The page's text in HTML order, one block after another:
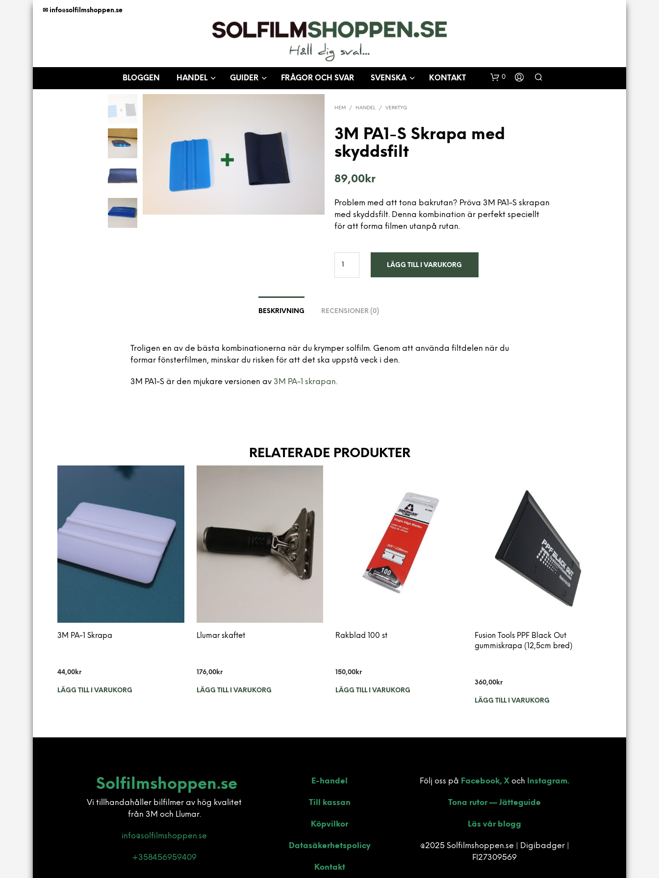
✉ info@solfilmshoppen.se
BLOGGEN HANDEL GUIDER FRÅGOR OCH SVAR SVENSKA KONTAKT 0
N
G
HEM / HANDEL / VERKTYG
3M PA1-S Skrapa med
skyddsfilt
89,00 kr
Problem med att tona bakrutan? Pröva 3M PA1-S skrapan
med skyddsfilt. Denna kombination är perfekt speciellt
för att forma filmen utanpå rutan.
LÄGG TILL I VARUKORG
BESKRIVNING RECENSIONER (0)
Troligen en av de bästa kombinationerna när du krymper solfilm. Genom att använda filtdelen när du
formar fönsterfilmen, minskar du risken för att det ska uppstå veck i den.
3M PA1-S är den mjukare versionen av 3M PA-1 skrapan.
RELATERADE PRODUKTER
3M PA-1 Skrapa
44,00 kr
LÄGG TILL I VARUKORG
Llumar skaftet
176,00kr
LÄGG TILL I VARUKORG
Rakblad 100 st
150,00 kr
LÄGG TILL I VARUKORG
Fusion Tools PPF Black Out
gummiskrapa (12,5cm bred)
360,00 kr
LÄGG TILL I VARUKORG
Solfilmshoppen.se
Vi tillhandahåller bilfilmer av hög kvalitet
från 3M och Llumar.
info@solfilmshoppen.se
+358456959409
E-handel
Till kassan
Köpvilkor
Datasäkerhetspolicy
Kontakt
Följ oss på Facebook, X och Instagram.
Tona rutor — Jätteguide
Läs vår blogg
@2025 Solfilmshoppen.se | Digibadger |
FI27309569